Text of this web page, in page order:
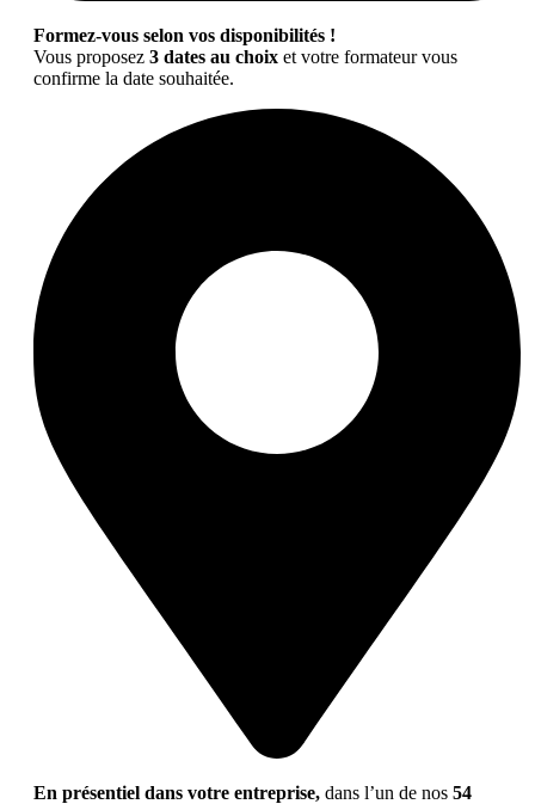
Formez-vous selon vos disponibilités !
Vous proposez 3 dates au choix et votre formateur vous
confirme la date souhaitée.
En présentiel dans votre entreprise, dans l’un de nos 54